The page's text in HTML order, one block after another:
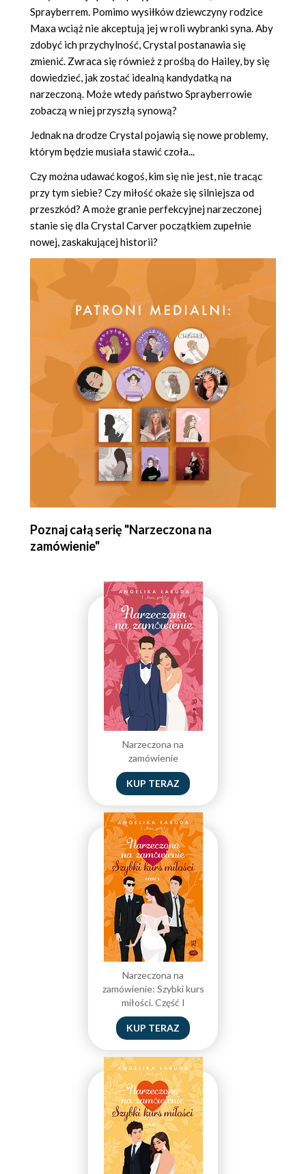
Sprayberrem. Pomimo wysiłków dziewczyny rodzice
Maxa wciąż nie akceptują jej w roli wybranki syna. Aby
zdobyć ich przychylność, Crystal postanawia się
zmienić. Zwraca się również z prośbą do Hailey, by się
dowiedzieć, jak zostać idealną kandydatką na
narzeczoną. Może wtedy państwo Sprayberrowie
zobaczą w niej przyszłą synową?
Jednak na drodze Crystal pojawią się nowe problemy,
którym będzie musiała stawić czoła...
Czy można udawać kogoś, kim się nie jest, nie tracąc
przy tym siebie? Czy miłość okaże się silniejsza od
przeszkód? A może granie perfekcyjnej narzeczonej
stanie się dla Crystal Carver początkiem zupełnie
nowej, zaskakującej historii?
Poznaj całą serię "Narzeczona na
zamówienie"
Narzeczona na
zamówienie
KUP TERAZ
Narzeczona na
zamówienie: Szybki kurs
miłości. Część I
KUP TERAZ